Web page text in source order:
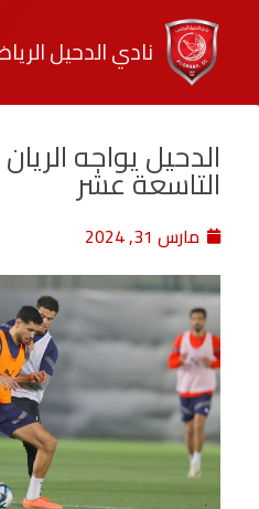
نادي الدحيل
الدحيل يواجه
التاسعة عشر
مارس 31, 2024